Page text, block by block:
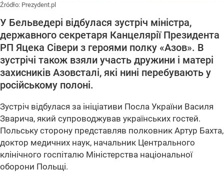
Źródło: Prezydent.pl
У Бельведері відбулася зустріч міністра,
державного секретаря Канцелярії Президента
РП Яцека Сівери з героями полку «Азов». В
зустрічі також взяли участь дружини і матері
захисників Азовсталі, які нині перебувають у
російському полоні.
Зустріч відбулася за ініціативи Посла України Василя
Зварича, який супроводжував українських гостей.
Польську сторону представляв полковник Артур Бахта,
доктор медичних наук, начальник Центрального
клінічного госпіталю Міністерства національної
оборони Польщі.